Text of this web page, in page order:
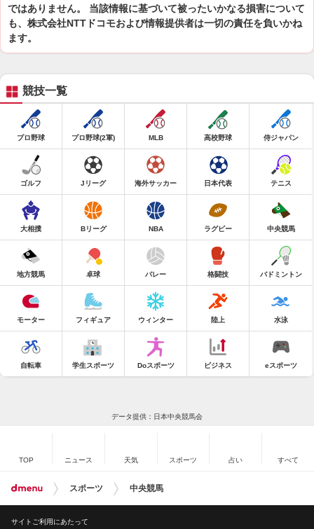
ではありません。 当該情報に基づいて被ったいかなる損害について
も、株式会社NTTドコモおよび情報提供者は一切の責任を負いかね
ます。
競技一覧
プロ野球 プロ野球(2軍) MLB 高校野球 侍ジャパン
ゴルフ Jリーグ 海外サッカー 日本代表 テニス
大相撲 Bリーグ NBA ラグビー 中央競馬
地方競馬 卓球 バレー 格闘技 バドミントン
モーター フィギュア ウィンター 陸上 水泳
自転車 学生スポーツ Doスポーツ ビジネス eスポーツ
データ提供：日本中央競馬会
TOP ニュース 天気 スポーツ 占い すべて
スポーツ 中央競馬
サイトご利用にあたって